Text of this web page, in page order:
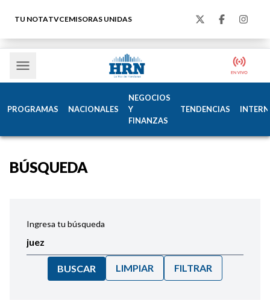
TU NOTATVCEMISORAS UNIDAS
PROGRAMAS NACIONALES
NEGOCIOS
Y
FINANZAS
TENDENCIAS
BÚSQUEDA
Ingresa tu búsqueda
BUSCAR LIMPIAR FILTRAR